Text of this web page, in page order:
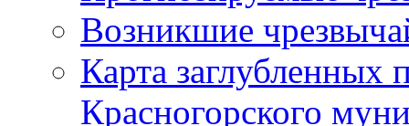
Возникшие
Карта
Красногорского